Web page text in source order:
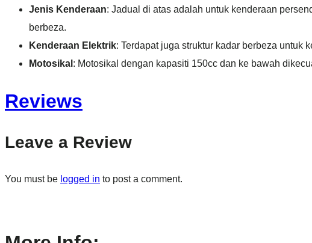
Jenis Kenderaan: Jadual di atas adalah untuk kenderaan
berbeza.
Kenderaan Elektrik: Terdapat juga struktur kadar berbeza untuk
Motosikal : Motosikal dengan kapasiti 150cc dan ke bawah
Reviews
Leave a Review
You must be logged in to post a comment.